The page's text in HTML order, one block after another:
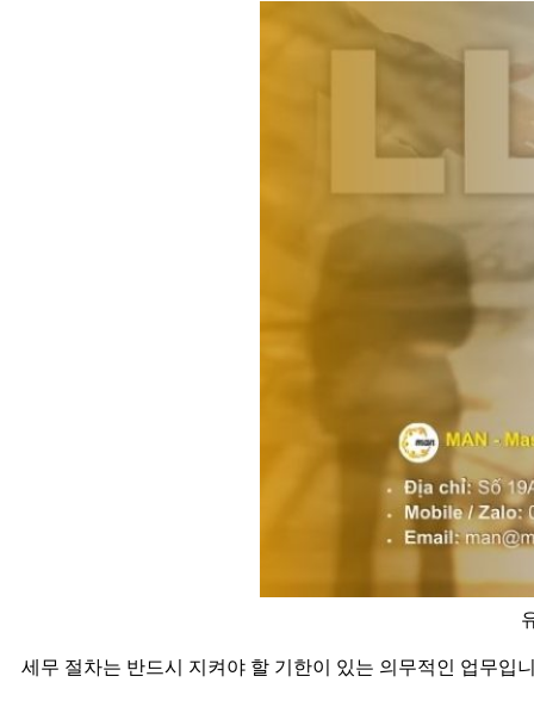
세무 절차는 반드시 지켜야 할 기한이 있는 의무적인 업무입